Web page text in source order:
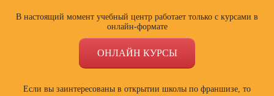
В настоящий момент учебный центр работает только с курсами в
онлайн-формате
ОНЛАЙН КУРСЫ
Если вы заинтересованы в открытии школы по франшизе, то